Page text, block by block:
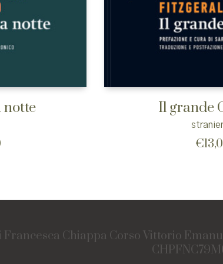
notte Il grande
€
Chiappa Corso Vittorio